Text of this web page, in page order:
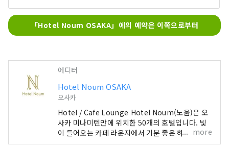
「Hotel Noum OSAKA」에의 예약은 이쪽으로부터
에디터
Hotel Noum OSAKA
오사카
Hotel / Cafe Lounge Hotel Noum(노움)은 오
사카 미나미텐만에 위치한 50개의 호텔입니다. 빛
이 들어오는 카페 라운지에서 기분 좋은 하루의 시
작을. CONTACT +81 6-6940-0882
more